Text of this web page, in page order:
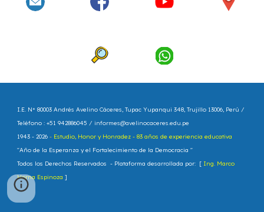
I.E. N° 80003 Andrés Avelino Cáceres, Tupac Yupanqui 348, Trujillo 13006, Perú /
Teléfono : +51 942886045 /informes@avelinocaceres.edu.pe
1943 - 2026- Estudio, Honor y Honradez - 83 años de experiencia educativa
"Año de la Esperanza y el Fortalecimiento de la Democracia "
Todos los Derechos Reservados - Plataformadesarrollada por: [ Ing. Marco
Horna Espinoza ]